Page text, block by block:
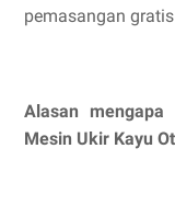
pemasangan
Alasan
Mesin Ukir Kayu